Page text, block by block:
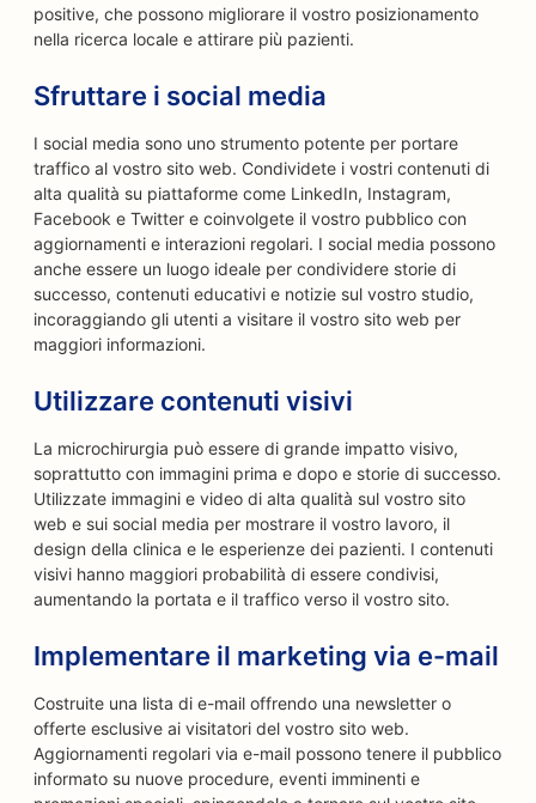
positive, che possono migliorare il vostro posizionamento
nella ricerca locale e attirare più pazienti.
Sfruttare i social media
I social media sono uno strumento potente per portare
traffico al vostro sito web. Condividete i vostri contenuti di
alta qualità su piattaforme come LinkedIn, Instagram,
Facebook e Twitter e coinvolgete il vostro pubblico con
aggiornamenti e interazioni regolari. I social media possono
anche essere un luogo ideale per condividere storie di
successo, contenuti educativi e notizie sul vostro studio,
incoraggiando gli utenti a visitare il vostro sito web per
maggiori informazioni.
Utilizzare contenuti visivi
La microchirurgia può essere di grande impatto visivo,
soprattutto con immagini prima e dopo e storie di successo.
Utilizzate immagini e video di alta qualità sul vostro sito
web e sui social media per mostrare il vostro lavoro, il
design della clinica e le esperienze dei pazienti. I contenuti
visivi hanno maggiori probabilità di essere condivisi,
aumentando la portata e il traffico verso il vostro sito.
Implementare il marketing via e-mail
Costruite una lista di e-mail offrendo una newsletter o
offerte esclusive ai visitatori del vostro sito web.
Aggiornamenti regolari via e-mail possono tenere il pubblico
informato su nuove procedure, eventi imminenti e